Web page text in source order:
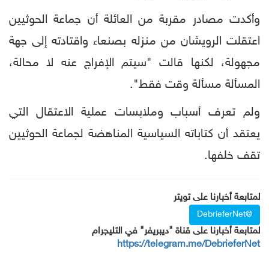
وأكدت مصادر مقربة من العائلة أن جماعة الحوثيين
اعتقلت الرويشان من منزله بصنعاء واقتادته إلى جهة
مجهولة، لكنها قالت "سيتم الإفراج عنه لا محالة،
المسألة مسألة وقت فقط".
ولم تعرف أسباب وملابسات عملية الاعتقال التي
يعتقد أن كتاباته السياسية المناهضة لجماعة الحوثيين
تقف خلفها.
لمتابعة أخبارنا على تويتر
@DebrieferNet
لمتابعة أخبارنا على قناة "ديبريفر" في التليجرام
https://telegram.me/DebrieferNet